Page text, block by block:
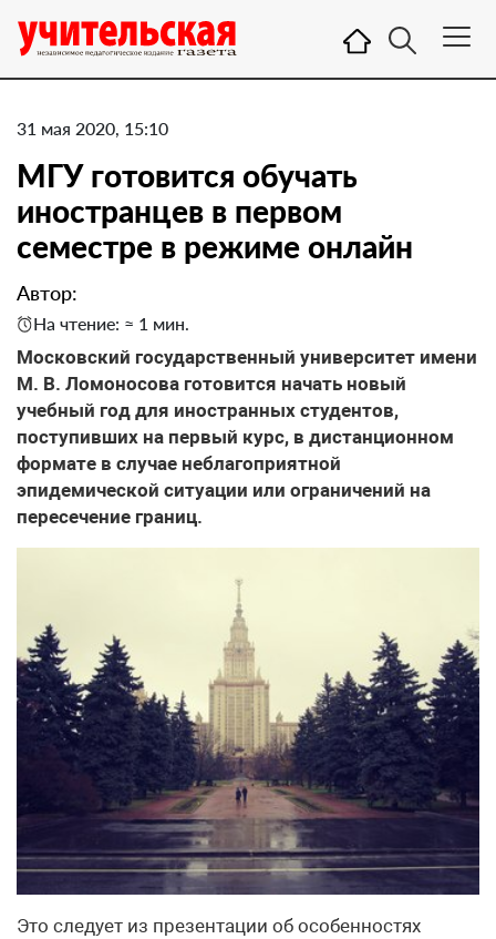
31 мая 2020, 15:10
МГУ готовится обучать
иностранцев в первом
семестре в режиме онлайн
Автор:
На чтение: ≈ 1 мин.
Московский государственный университет имени
М. В. Ломоносова готовится начать новый
учебный год для иностранных студентов,
поступивших на первый курс, в дистанционном
формате в случае неблагоприятной
эпидемической ситуации или ограничений на
пересечение границ.
Это следует из презентации об особенностях